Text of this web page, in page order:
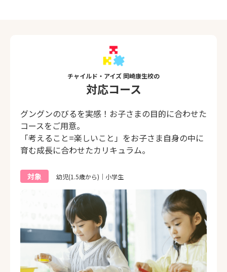
チャイルド・アイズ 岡崎康生校の
対応コース
グングンのびるを実感！お子さまの目的に合わせた
コースをご用意。
「考えること=楽しいこと」をお子さま自身の中に
育む成長に合わせたカリキュラム。
対象 幼児(1.5歳から)｜小学生